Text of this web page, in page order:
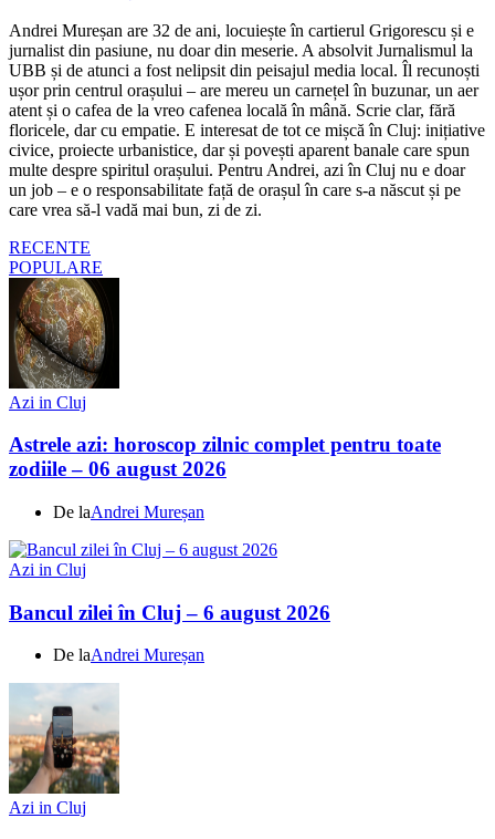
Andrei Mureșan are 32 de ani, locuiește în cartierul Grigorescu și e
jurnalist din pasiune, nu doar din meserie. A absolvit Jurnalismul la
UBB și de atunci a fost nelipsit din peisajul media local. Îl recunoști
ușor prin centrul orașului – are mereu un carnețel în buzunar, un aer
atent și o cafea de la vreo cafenea locală în mână. Scrie clar, fără
floricele, dar cu empatie. E interesat de tot ce mișcă în Cluj: inițiative
civice, proiecte urbanistice, dar și povești aparent banale care spun
multe despre spiritul orașului. Pentru Andrei, azi în Cluj nu e doar
un job – e o responsabilitate față de orașul în care s-a născut și pe
care vrea să-l vadă mai bun, zi de zi.
RECENTE
POPULARE
Azi in Cluj
Astrele azi: horoscop zilnic complet pentru toate
zodiile – 06 august 2026
De laAndrei Mureșan
Azi in Cluj
Bancul zilei în Cluj – 6 august 2026
De laAndrei Mureșan
Azi in Cluj